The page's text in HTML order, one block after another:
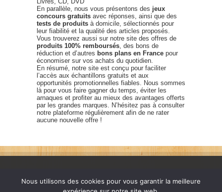
En parallèle, nous vous présentons des jeux
concours gratuits avec réponses, ainsi que des
tests de produits à domicile, sélectionnés pour
leur fiabilité et la qualité des articles proposés.
Vous trouverez aussi sur notre site des offres de
produits 100% remboursés , des bons de
réduction et d’autres bons plans en France pour
économiser sur vos achats du quotidien.
En résumé, notre site est conçu pour faciliter
l’accès aux échantillons gratuits et aux
opportunités promotionnelles fiables. Nous sommes
là pour vous faire gagner du temps, éviter les
arnaques et profiter au mieux des avantages offerts
par les grandes marques. N’hésitez pas à consulter
notre plateforme régulièrement afin de ne rater
aucune nouvelle offre !
Nous utilisons des cookies pour vous garantir la meilleure